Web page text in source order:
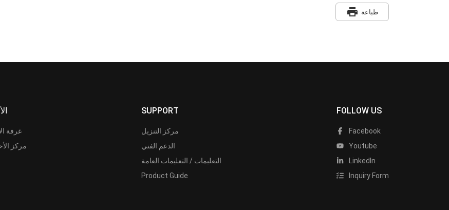
print طباعة
غرفة
مركز
SUPPORT
مركز التنزيل
الدعم الفني
التعليمات / التعليمات العامة
Product Guide
FOLLOW US
Facebook
Youtube
LinkedIn
Inquiry Form